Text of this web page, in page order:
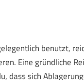
benutzt,
Eine gründliche
dass sich